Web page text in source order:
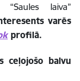
laiva”
varēs
profilā.
ceļojošo balvu